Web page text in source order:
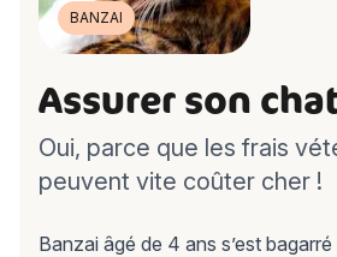
BANZAI
Assurer son
Oui, parce que les frais
peuvent vite coûter cher !
Banzai âgé de 4 ans s’est